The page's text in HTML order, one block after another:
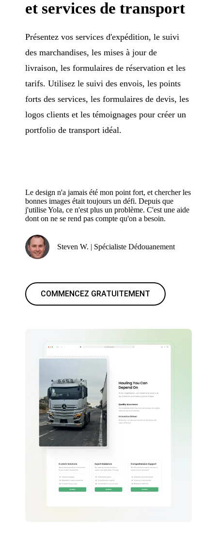
et services de transport
Présentez vos services d'expédition, le suivi
des marchandises, les mises à jour de
livraison, les formulaires de réservation et les
tarifs. Utilisez le suivi des envois, les points
forts des services, les formulaires de devis, les
logos clients et les témoignages pour créer un
portfolio de transport idéal.
Le design n'a jamais été mon point fort, et chercher les
bonnes images était toujours un défi. Depuis que
j'utilise Yola, ce n'est plus un problème. C'est une aide
dont on ne se rend pas compte qu'on a besoin.
Steven W. | Spécialiste Dédouanement
COMMENCEZ GRATUITEMENT